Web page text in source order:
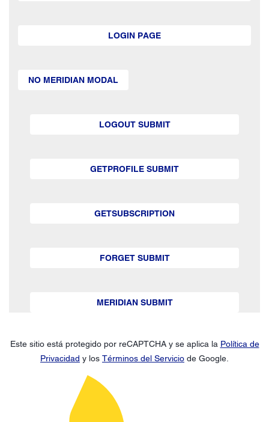
LOGIN PAGE
NO MERIDIAN MODAL
LOGOUT SUBMIT
GETPROFILE SUBMIT
GETSUBSCRIPTION
FORGET SUBMIT
MERIDIAN SUBMIT
Este sitio está protegido por reCAPTCHA y se aplica la Política de
Privacidad y los Términos del Servicio de Google.